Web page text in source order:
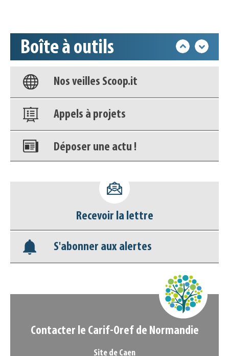
Boîte à outils
Base documentaire
déconnecter)
Base documentaire
Nos veilles Scoop.it